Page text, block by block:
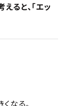
ると、「エッ
なる。